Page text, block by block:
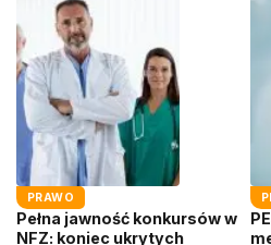
PRAWO
Pełna jawność konkursów w
NFZ: koniec ukrytych